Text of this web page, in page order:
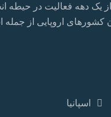
فعالیت در حیطه
اروپایی از جمله
اسپانیا